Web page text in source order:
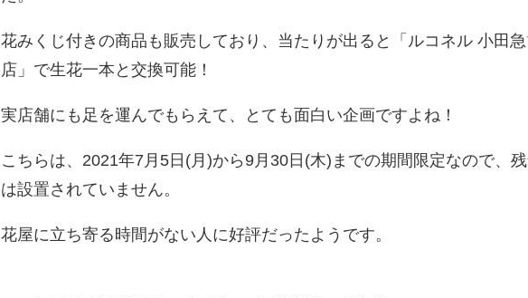
花みくじ付きの商品も販売しており、当たりが出ると「ルコネル 小田
店」で生花一本と交換可能！
実店舗にも足を運んでもらえて、とても面白い企画ですよね！
こちらは、2021年7月5日(月)から9月30日(木)までの期間限定なので、
は設置されていません。
花屋に立ち寄る時間がない人に好評だったようです。